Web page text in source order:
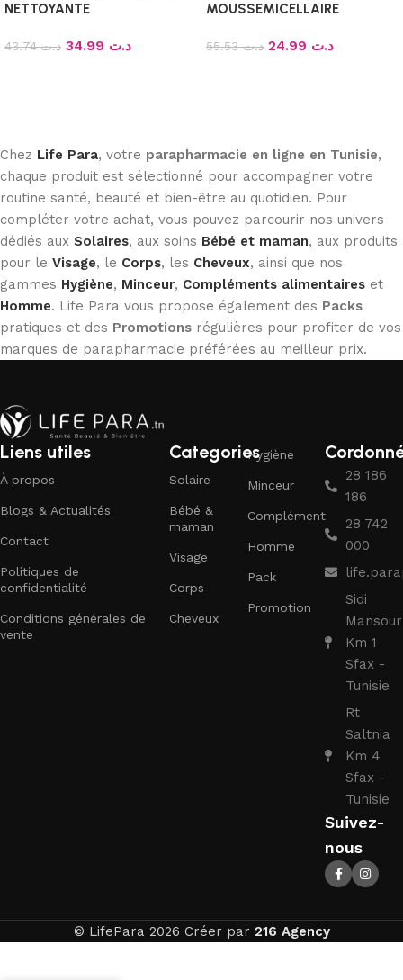
NETTOYANTE
د.ت43.74 د.ت
MOUSSEMICELLAIRE
NORMALES A SECHES 200ml
د.ت55.53 د.ت
Chez Life Para, votre parapharmacie en ligne en Tunisie,
chaque produit est sélectionné pour accompagner votre
routine santé, beauté et bien-être au quotidien. Pour
compléter votre achat, vous pouvez parcourir nos univers
dédiés aux Solaires, aux soins Bébé et maman, aux produits
pour le Visage, le Corps, les Cheveux, ainsi que nos
gammes Hygiène, Minceur, Compléments alimentaires et
Homme. Life Para vous propose également des Packs
pratiques et des Promotions régulières pour profiter de vos
marques de parapharmacie préférées au meilleur prix.
Liens utiles
À propos
Blogs & Actualités
Contact
Politiques de
confidentialité
Conditions générales de
vente
Categories
Solaire
Bébé &
maman
Visage
Corps
Cheveux
Hygiène
Minceur
Complément
Homme
Pack
Promotion
28 186
186
28 742
000
Sidi
Mansour
Km 1
Sfax -
Tunisie
Rt
Saltnia
Km 4
Sfax -
Tunisie
Suivez-
nous
© LifePara 2026 Créer par 216 Agency